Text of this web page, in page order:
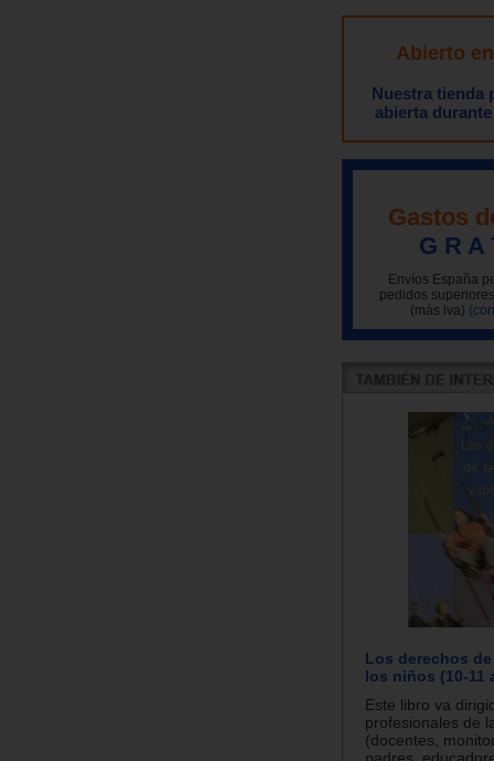
Abierto
Nuestra tienda
abierta
Gastos
G R A
Envíos España
pedidos
(más iva)
Los derechos
los niños (10-11
Este libro va
profesionales de
(docentes,
padres,